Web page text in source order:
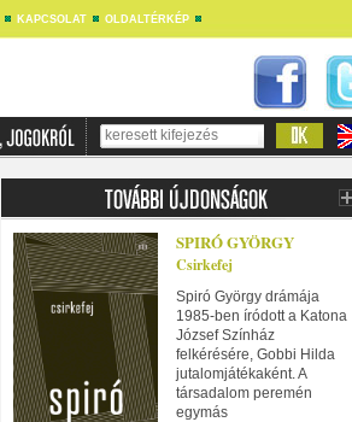
KAPCSOLAT OLDALTÉRKÉP
SPIRÓ GYÖRGY
Csirkefej
Spiró György drámája
1985-ben íródott a Katona
József Színház
felkérésére, Gobbi Hilda
jutalomjátékaként. A
társadalom peremén
egymás